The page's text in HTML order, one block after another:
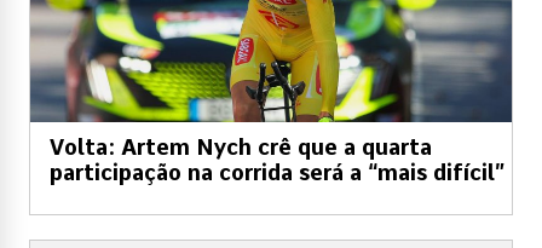
Volta: Artem Nych crê que a quarta
participação na corrida será a “mais difícil”